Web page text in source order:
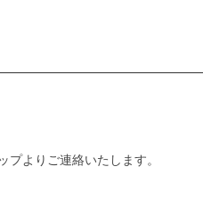
よりご連絡いたします。